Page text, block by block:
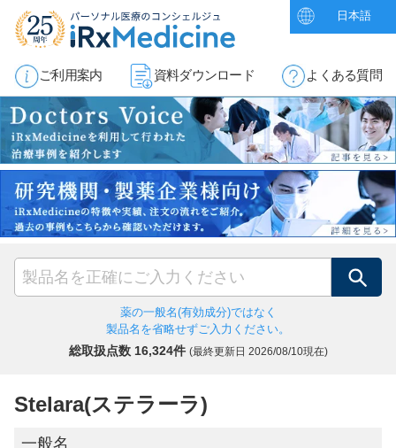
日本語
ご利用案内 資料ダウンロード よくある質問
検索
薬の一般名(有効成分)ではなく
製品名を省略せずご入力ください。
総取扱点数 16,324件 (最終更新日 2026/08/10現在)
Stelara(ステラーラ)
一般名